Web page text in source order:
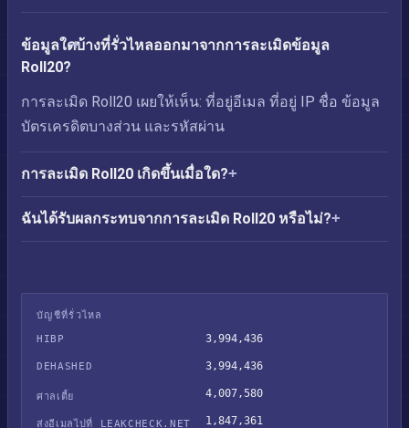
ข้อมูลใดบ้างที่รั่วไหลออกมาจากการละเมิดข้อมูล
Roll20?
การละเมิด Roll20 เผยให้เห็น: ที่อยู่อีเมล ที่อยู่ IP ชื่อ ข้อมูล
บัตรเครดิตบางส่วน และรหัสผ่าน
การละเมิด Roll20 เกิดขึ้นเมื่อใด?
ฉันได้รับผลกระทบจากการละเมิด Roll20 หรือไม่?
บัญชีที่รั่วไหล
HIBP
3,994,436
DEHASHED 3,994,436
ศาลเตี้ย 4,007,580
ส่งอีเมลไปที่ LEAKCHECK.NET 1,847,361